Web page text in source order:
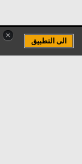
×
الى التطبيق